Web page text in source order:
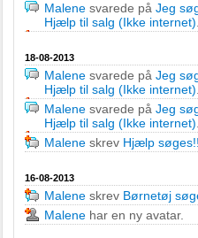
Malene svarede på Jeg
Hjælp til salg (Ikke internet)
18-08-2013
Malene svarede på Jeg
Hjælp til salg (Ikke internet)
Malene svarede på Jeg
Hjælp til salg (Ikke internet)
Malene skrev Hjælp
16-08-2013
Malene skrev Børnetøj
Malene har en ny avatar.